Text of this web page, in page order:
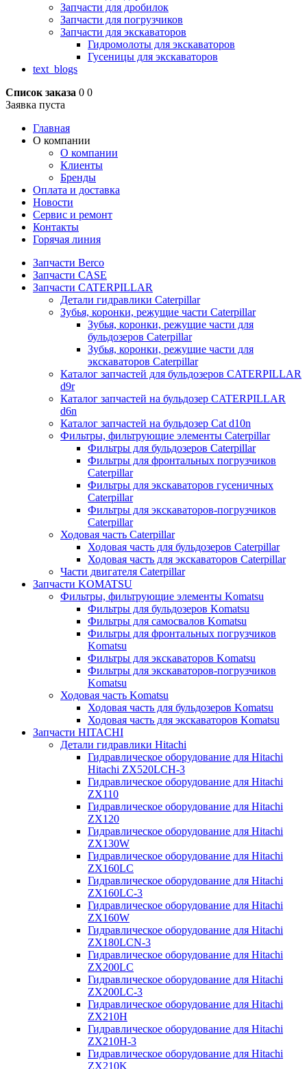
Запчасти для дробилок
Запчасти для погрузчиков
Запчасти для экскаваторов
Гидромолоты для экскаваторов
Гусеницы для экскаваторов
text_blogs
Список заказа 0 0
Заявка пуста
Главная
О компании
О компании
Клиенты
Бренды
Оплата и доставка
Новости
Сервис и ремонт
Контакты
Горячая линия
Запчасти Berco
Запчасти CASE
Запчасти CATERPILLAR
Детали гидравлики Caterpillar
Зубья, коронки, режущие части Caterpillar
Зубья, коронки, режущие части для
бульдозеров Caterpillar
Зубья, коронки, режущие части для
экскаваторов Caterpillar
Каталог запчастей для бульдозеров CATERPILLAR
d9r
Каталог запчастей на бульдозер CATERPILLAR
d6n
Каталог запчастей на бульдозер Сat d10n
Фильтры, фильтрующие элементы Caterpillar
Фильтры для бульдозеров Caterpillar
Фильтры для фронтальных погрузчиков
Caterpillar
Фильтры для экскаваторов гусеничных
Caterpillar
Фильтры для экскаваторов-погрузчиков
Caterpillar
Ходовая часть Caterpillar
Ходовая часть для бульдозеров Caterpillar
Ходовая часть для экскаваторов Caterpillar
Части двигателя Caterpillar
Запчасти KOMATSU
Фильтры, фильтрующие элементы Komatsu
Фильтры для бульдозеров Komatsu
Фильтры для самосвалов Komatsu
Фильтры для фронтальных погрузчиков
Komatsu
Фильтры для экскаваторов Komatsu
Фильтры для экскаваторов-погрузчиков
Komatsu
Ходовая часть Komatsu
Ходовая часть для бульдозеров Komatsu
Ходовая часть для экскаваторов Komatsu
Запчасти HITACHI
Детали гидравлики Hitachi
Гидравлическое оборудование для Hitachi
Hitachi ZX520LCH-3
Гидравлическое оборудование для Hitachi
ZX110
Гидравлическое оборудование для Hitachi
ZX120
Гидравлическое оборудование для Hitachi
ZX130W
Гидравлическое оборудование для Hitachi
ZX160LC
Гидравлическое оборудование для Hitachi
ZX160LC-3
Гидравлическое оборудование для Hitachi
ZX160W
Гидравлическое оборудование для Hitachi
ZX180LCN-3
Гидравлическое оборудование для Hitachi
ZX200LC
Гидравлическое оборудование для Hitachi
ZX200LC-3
Гидравлическое оборудование для Hitachi
ZX210H
Гидравлическое оборудование для Hitachi
ZX210H-3
Гидравлическое оборудование для Hitachi
ZX210K